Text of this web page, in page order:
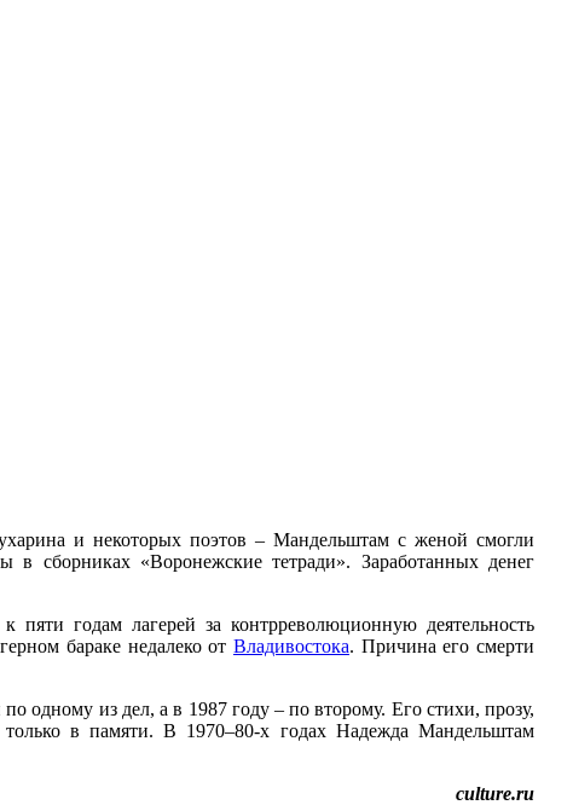
и некоторых поэтов – Мандельштам с женой смогли
сборниках «Воронежские тетради». Заработанных денег
годам лагерей за контрреволюционную деятельность
бараке недалеко от Владивостока. Причина его смерти
одному из дел, а в 1987 году – по второму. Его стихи, прозу,
в памяти. В 1970–80-х годах Надежда Мандельштам
culture.ru